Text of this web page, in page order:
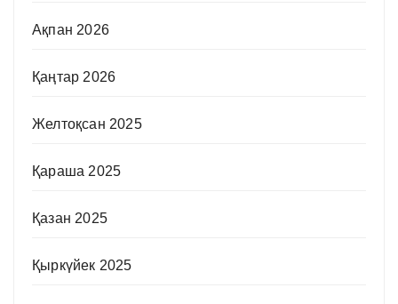
Ақпан 2026
Қаңтар 2026
Желтоқсан 2025
Қараша 2025
Қазан 2025
Қыркүйек 2025